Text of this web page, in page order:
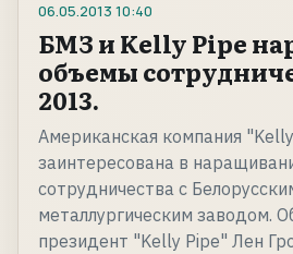
06.05.2013 10:40
БМЗ и Kеlly Pipe
объемы
2013.
Американская компания
заинтересована в
сотрудничества с
металлургическим заводом.
президент "Kеlly Pipe" Лен